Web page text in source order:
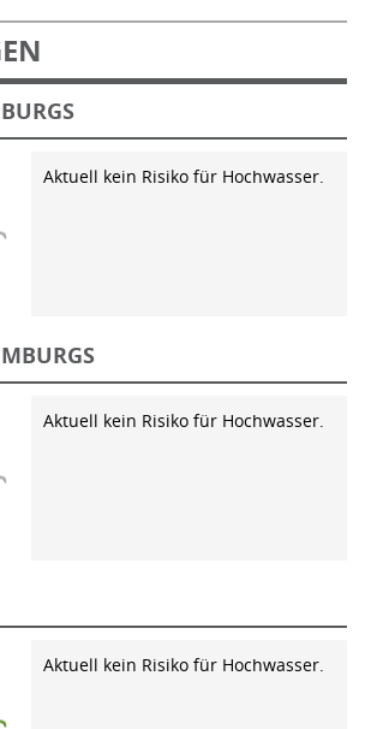
Aktuell kein Risiko für Hochwasser.
Aktuell kein Risiko für Hochwasser.
Aktuell kein Risiko für Hochwasser.